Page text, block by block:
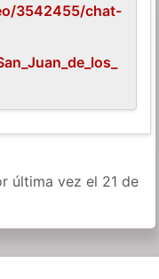
3542455/chat-
última vez el 21 de